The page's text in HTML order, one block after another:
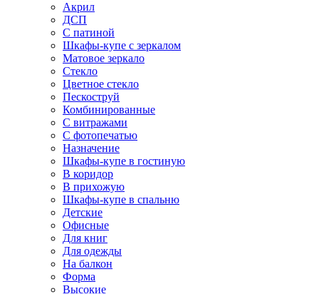
Акрил
ДСП
С патиной
Шкафы-купе с зеркалом
Матовое зеркало
Стекло
Цветное стекло
Пескоструй
Комбинированные
С витражами
С фотопечатью
Назначение
Шкафы-купе в гостиную
В коридор
В прихожую
Шкафы-купе в спальню
Детские
Офисные
Для книг
Для одежды
На балкон
Форма
Высокие